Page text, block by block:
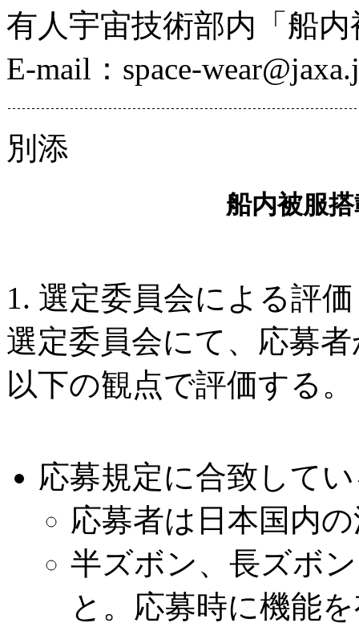
有人宇宙技術部内「船
E-mail：space-
別添
船内被服
1. 選定委員会による評価
選定委員会にて、応募
以下の観点で評価する。
応募規定に合致して
応募者は日本国内
半ズボン、長ズボ
と。応募時に機能